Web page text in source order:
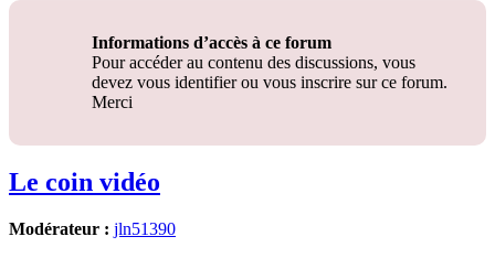
Informations d’accès à ce forum
Pour accéder au contenu des discussions, vous
devez vous identifier ou vous inscrire sur ce forum.
Merci
Le coin vidéo
Modérateur : jln51390